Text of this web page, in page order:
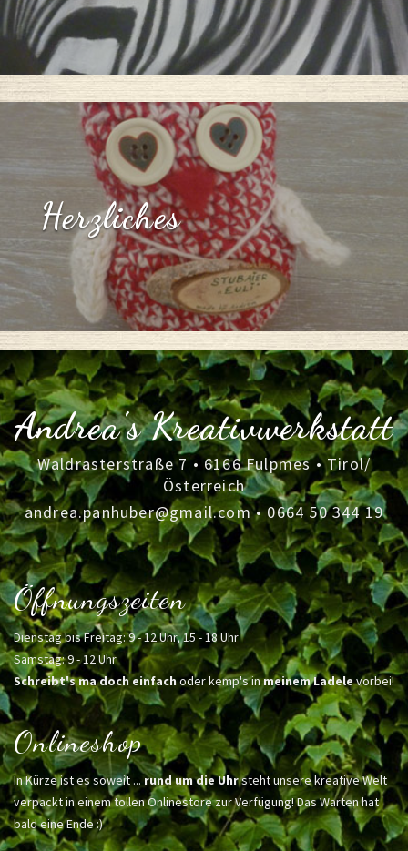
Herzliches
Andrea's Kreativwerkstatt
Waldrasterstraße 7 • 6166 Fulpmes • Tirol/
Österreich
andrea.panhuber@gmail.com•0664 50 344 19
Öffnungszeiten
Dienstag bis Freitag: 9 - 12 Uhr, 15 - 18 Uhr
Samstag: 9 - 12 Uhr
Schreibt's ma doch einfachoder kemp's inmeinem Ladelevorbei!
Onlineshop
In Kürze ist es soweit ... rund um die Uhrsteht unsere kreative Welt
verpackt in einem tollen Onlinestore zur Verfügung! Das Warten hat
bald eine Ende :)